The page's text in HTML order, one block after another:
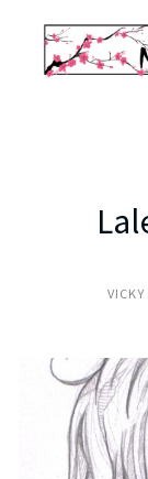
VICKY